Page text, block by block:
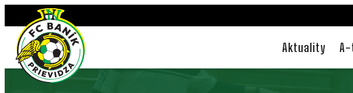
Preskočiť
na
obsah
Aktuality